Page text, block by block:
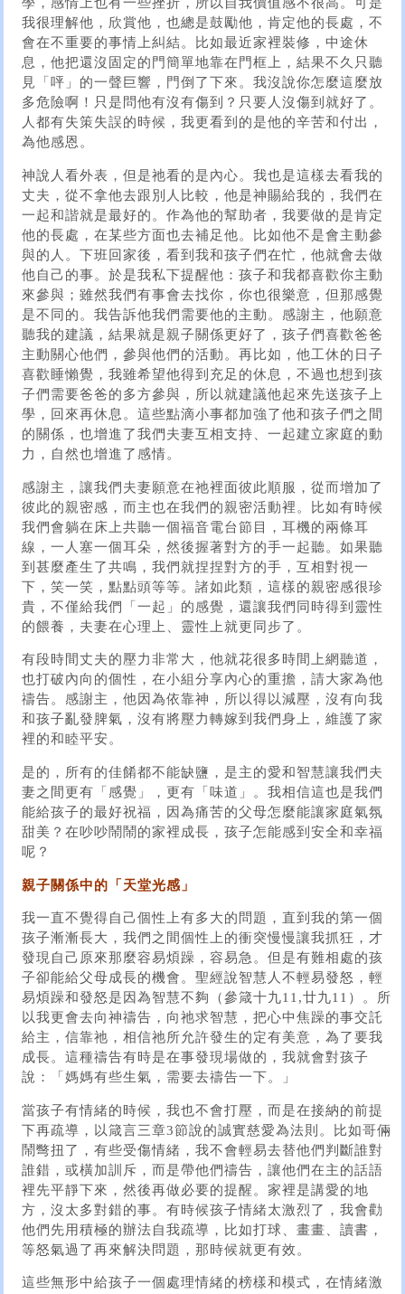
學，感情上也有一些挫折，所以自我價值感不很高。可是
我很理解他，欣賞他，也總是鼓勵他，肯定他的長處，不
會在不重要的事情上糾結。比如最近家裡裝修，中途休
息，他把還沒固定的門簡單地靠在門框上，結果不久只聽
見「呯」的一聲巨響，門倒了下來。我沒說你怎麼這麼放
多危險啊！只是問他有沒有傷到？只要人沒傷到就好了。
人都有失策失誤的時候，我更看到的是他的辛苦和付出，
為他感恩。
神說人看外表，但是祂看的是內心。我也是這樣去看我的
丈夫，從不拿他去跟別人比較，他是神賜給我的，我們在
一起和諧就是最好的。作為他的幫助者，我要做的是肯定
他的長處，在某些方面也去補足他。比如他不是會主動參
與的人。下班回家後，看到我和孩子們在忙，他就會去做
他自己的事。於是我私下提醒他：孩子和我都喜歡你主動
來參與；雖然我們有事會去找你，你也很樂意，但那感覺
是不同的。我告訴他我們需要他的主動。感謝主，他願意
聽我的建議，結果就是親子關係更好了，孩子們喜歡爸爸
主動關心他們，參與他們的活動。再比如，他工休的日子
喜歡睡懶覺，我雖希望他得到充足的休息，不過也想到孩
子們需要爸爸的多方參與，所以就建議他起來先送孩子上
學，回來再休息。這些點滴小事都加強了他和孩子們之間
的關係，也增進了我們夫妻互相支持、一起建立家庭的動
力，自然也增進了感情。
感謝主，讓我們夫妻願意在祂裡面彼此順服，從而增加了
彼此的親密感，而主也在我們的親密活動裡。比如有時候
我們會躺在床上共聽一個福音電台節目，耳機的兩條耳
線，一人塞一個耳朵，然後握著對方的手一起聽。如果聽
到甚麼產生了共鳴，我們就捏捏對方的手，互相對視一
下，笑一笑，點點頭等等。諸如此類，這樣的親密感很珍
貴，不僅給我們「一起」的感覺，還讓我們同時得到靈性
的餵養，夫妻在心理上、靈性上就更同步了。
有段時間丈夫的壓力非常大，他就花很多時間上網聽道，
也打破內向的個性，在小組分享內心的重擔，請大家為他
禱告。感謝主，他因為依靠神，所以得以減壓，沒有向我
和孩子亂發脾氣，沒有將壓力轉嫁到我們身上，維護了家
裡的和睦平安。
是的，所有的佳餚都不能缺鹽，是主的愛和智慧讓我們夫
妻之間更有「感覺」，更有「味道」。我相信這也是我們
能給孩子的最好祝福，因為痛苦的父母怎麼能讓家庭氣氛
甜美？在吵吵鬧鬧的家裡成長，孩子怎能感到安全和幸福
呢？
親子關係中的「天堂光感」
我一直不覺得自己個性上有多大的問題，直到我的第一個
孩子漸漸長大，我們之間個性上的衝突慢慢讓我抓狂，才
發現自己原來那麼容易煩躁，容易急。但是有難相處的孩
子卻能給父母成長的機會。聖經說智慧人不輕易發怒，輕
易煩躁和發怒是因為智慧不夠（參箴十九11,廿九11）。所
以我更會去向神禱告，向祂求智慧，把心中焦躁的事交託
給主，信靠祂，相信祂所允許發生的定有美意，為了要我
成長。這種禱告有時是在事發現場做的，我就會對孩子
說：「媽媽有些生氣，需要去禱告一下。」
當孩子有情緒的時候，我也不會打壓，而是在接納的前提
下再疏導，以箴言三章3節說的誠實慈愛為法則。比如哥倆
鬧彆扭了，有些受傷情緒，我不會輕易去替他們判斷誰對
誰錯，或橫加訓斥，而是帶他們禱告，讓他們在主的話語
裡先平靜下來，然後再做必要的提醒。家裡是講愛的地
方，沒太多對錯的事。有時候孩子情緒太激烈了，我會勸
他們先用積極的辦法自我疏導，比如打球、畫畫、讀書，
等怒氣過了再來解決問題，那時候就更有效。
這些無形中給孩子一個處理情緒的榜樣和模式，在情緒激